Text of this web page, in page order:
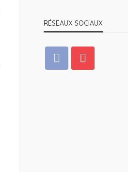
RÉSEAUX SOCIAUX